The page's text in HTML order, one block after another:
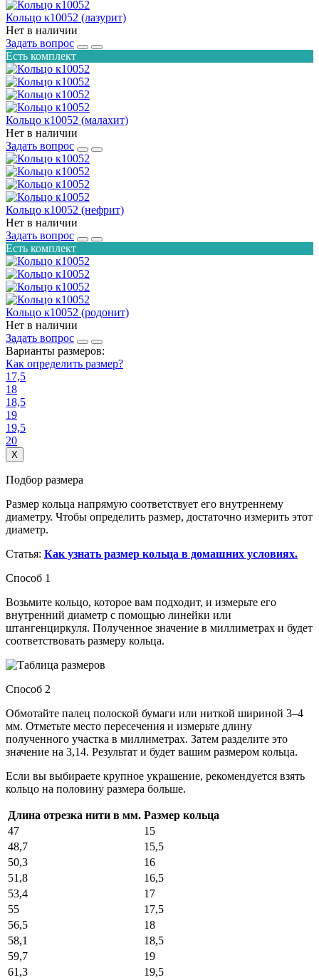
Кольцо к10052 (лазурит)
Нет в наличии
Задать вопрос
Есть комплект
Кольцо к10052 (малахит)
Нет в наличии
Задать вопрос
Кольцо к10052 (нефрит)
Нет в наличии
Задать вопрос
Есть комплект
Кольцо к10052 (родонит)
Нет в наличии
Задать вопрос
Варианты размеров:
Как определить размер?
17,5
18
18,5
19
19,5
20
X
Подбор размера
Размер кольца напрямую соответствует его внутреннему
диаметру. Чтобы определить размер, достаточно измерить этот
диаметр.
Статья: Как узнать размер кольца в домашних условиях.
Способ 1
Возьмите кольцо, которое вам подходит, и измерьте его
внутренний диаметр с помощью линейки или
штангенциркуля. Полученное значение в миллиметрах и будет
соответствовать размеру кольца.
Способ 2
Обмотайте палец полоской бумаги или ниткой шириной 3–4
мм. Отметьте место пересечения и измерьте длину
полученного участка в миллиметрах. Затем разделите это
значение на 3,14. Результат и будет вашим размером кольца.
Если вы выбираете крупное украшение, рекомендуется взять
кольцо на половину размера больше.
Длина отрезка нити в мм. Размер кольца
47
15
48,7
15,5
50,3
16
51,8
16,5
53,4
17
55
17,5
56,5
18
58,1
18,5
59,7
19
61,3
19,5